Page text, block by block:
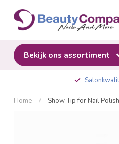
Bekijk ons assortiment
Home / Show Tip for Nail